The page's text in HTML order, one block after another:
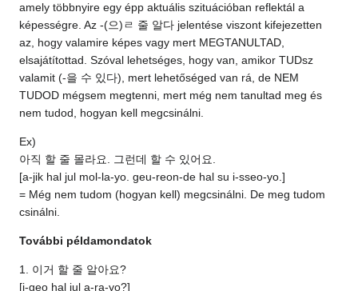
amely többnyire egy épp aktuális szituációban reflektál a
képességre. Az -(으)ㄹ 줄 알다 jelentése viszont kifejezetten
az, hogy valamire képes vagy mert MEGTANULTAD,
elsajátítottad. Szóval lehetséges, hogy van, amikor TUDsz
valamit (-을 수 있다), mert lehetőséged van rá, de NEM
TUDOD mégsem megtenni, mert még nem tanultad meg és
nem tudod, hogyan kell megcsinálni.
Ex)
아직 할 줄 몰라요. 그런데 할 수 있어요.
[a-jik hal jul mol-la-yo. geu-reon-de hal su i-sseo-yo.]
= Még nem tudom (hogyan kell) megcsinálni. De meg tudom
csinálni.
További példamondatok
1. 이거 할 줄 알아요?
[i-geo hal jul a-ra-yo?]